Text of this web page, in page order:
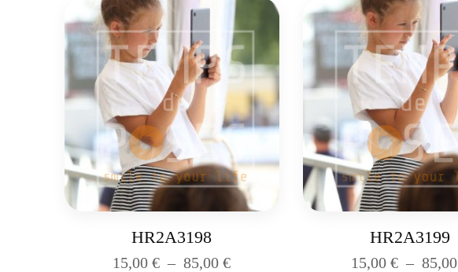
HR2A3198
15,00€ – 85,00€
HR2A3199
15,00 € – 85,00